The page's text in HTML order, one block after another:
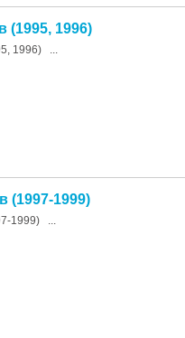
(1995, 1996)
1996) ...
(1997-1999)
1999) ...